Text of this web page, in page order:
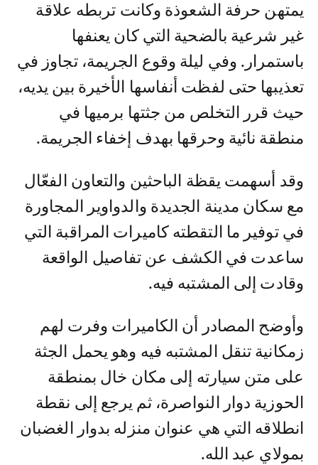
يمتهن حرفة الشعوذة وكانت تربطه علاقة
غير شرعية بالضحية التي كان يعنفها
باستمرار. وفي ليلة وقوع الجريمة، تجاوز في
تعذيبها حتى لفظت أنفاسها الأخيرة بين يديه،
حيث قرر التخلص من جثتها برميها في
منطقة نائية وحرقها بهدف إخفاء الجريمة.
وقد أسهمت يقظة الباحثين والتعاون الفعّال
مع سكان مدينة الجديدة والدواوير المجاورة
في توفير ما التقطته كاميرات المراقبة التي
ساعدت في الكشف عن تفاصيل الواقعة
وقادت إلى المشتبه فيه.
وأوضح المصادر أن الكاميرات وفرت لهم
زمكانية تنقل المشتبه فيه وهو يحمل الجثة
على متن سيارته إلى مكان خال بمنطقة
الحوزية دوار النواصرة، ثم يرجع إلى نقطة
انطلاقه التي هي عنوان منزله بدوار الغضبان
بمولاي عبد الله.